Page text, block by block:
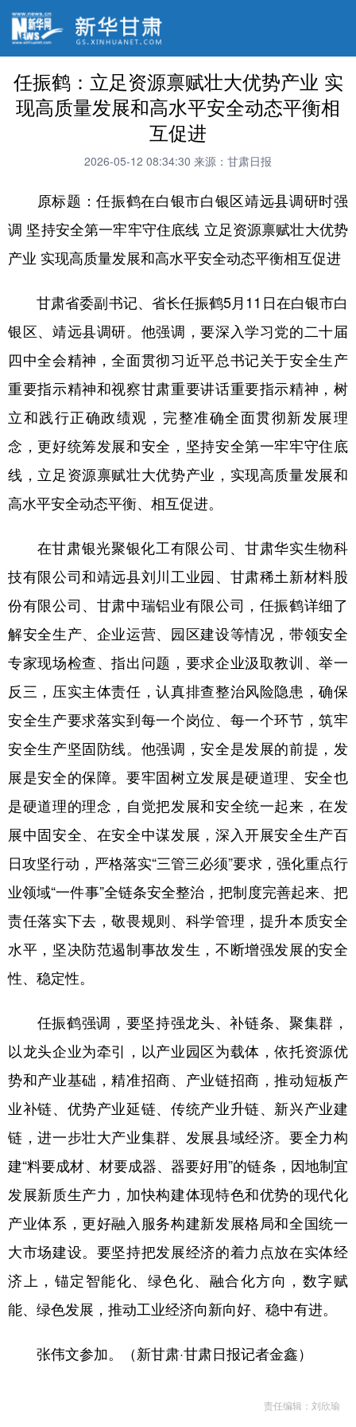
任振鹤：立足资源禀赋壮大优势产业 实
现高质量发展和高水平安全动态平衡相
互促进
2026-05-12 08:34:30 来源：甘肃日报
原标题：任振鹤在白银市白银区靖远县调研时强
调 坚持安全第一牢牢守住底线 立足资源禀赋壮大优势
产业 实现高质量发展和高水平安全动态平衡相互促进
甘肃省委副书记、省长任振鹤5月11日在白银市白
银区、靖远县调研。他强调，要深入学习党的二十届
四中全会精神，全面贯彻习近平总书记关于安全生产
重要指示精神和视察甘肃重要讲话重要指示精神，树
立和践行正确政绩观，完整准确全面贯彻新发展理
念，更好统筹发展和安全，坚持安全第一牢牢守住底
线，立足资源禀赋壮大优势产业，实现高质量发展和
高水平安全动态平衡、相互促进。
在甘肃银光聚银化工有限公司、甘肃华实生物科
技有限公司和靖远县刘川工业园、甘肃稀土新材料股
份有限公司、甘肃中瑞铝业有限公司，任振鹤详细了
解安全生产、企业运营、园区建设等情况，带领安全
专家现场检查、指出问题，要求企业汲取教训、举一
反三，压实主体责任，认真排查整治风险隐患，确保
安全生产要求落实到每一个岗位、每一个环节，筑牢
安全生产坚固防线。他强调，安全是发展的前提，发
展是安全的保障。要牢固树立发展是硬道理、安全也
是硬道理的理念，自觉把发展和安全统一起来，在发
展中固安全、在安全中谋发展，深入开展安全生产百
日攻坚行动，严格落实“三管三必须”要求，强化重点行
业领域“一件事”全链条安全整治，把制度完善起来、把
责任落实下去，敬畏规则、科学管理，提升本质安全
水平，坚决防范遏制事故发生，不断增强发展的安全
性、稳定性。
任振鹤强调，要坚持强龙头、补链条、聚集群，
以龙头企业为牵引，以产业园区为载体，依托资源优
势和产业基础，精准招商、产业链招商，推动短板产
业补链、优势产业延链、传统产业升链、新兴产业建
链，进一步壮大产业集群、发展县域经济。要全力构
建“料要成材、材要成器、器要好用”的链条，因地制宜
发展新质生产力，加快构建体现特色和优势的现代化
产业体系，更好融入服务构建新发展格局和全国统一
大市场建设。要坚持把发展经济的着力点放在实体经
济上，锚定智能化、绿色化、融合化方向，数字赋
能、绿色发展，推动工业经济向新向好、稳中有进。
张伟文参加。（新甘肃·甘肃日报记者金鑫）
责任编辑：刘欣瑜